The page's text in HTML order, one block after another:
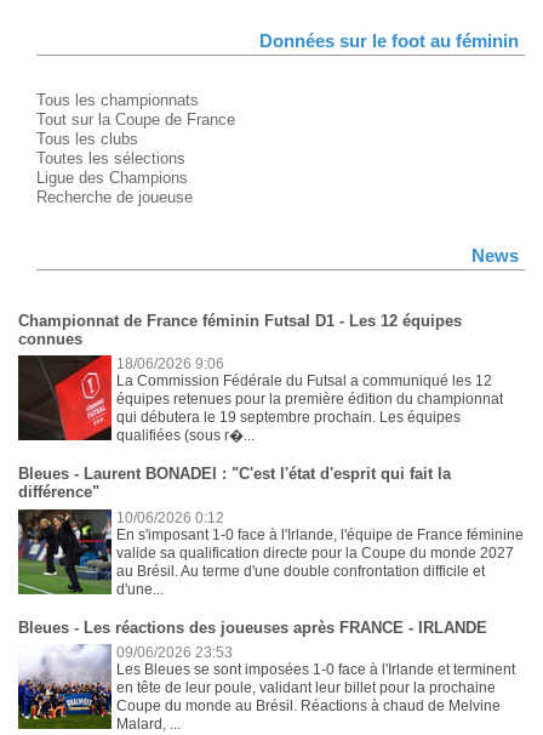
Données sur le foot au féminin
Tous les championnats
Tout sur la Coupe de France
Tous les clubs
Toutes les sélections
Ligue des Champions
Recherche de joueuse
News
Championnat de France féminin Futsal D1 - Les 12 équipes
connues
18/06/2026 9:06
La Commission Fédérale du Futsal a communiqué les 12
équipes retenues pour la première édition du championnat
qui débutera le 19 septembre prochain. Les équipes
qualifiées (sous r�...
Bleues - Laurent BONADEI : "C'est l'état d'esprit qui fait la
différence"
10/06/2026 0:12
En s'imposant 1-0 face à l'Irlande, l'équipe de France féminine
valide sa qualification directe pour la Coupe du monde 2027
au Brésil. Au terme d'une double confrontation difficile et
d'une...
Bleues - Les réactions des joueuses après FRANCE - IRLANDE
09/06/2026 23:53
Les Bleues se sont imposées 1-0 face à l'Irlande et terminent
en tête de leur poule, validant leur billet pour la prochaine
Coupe du monde au Brésil. Réactions à chaud de Melvine
Malard, ...